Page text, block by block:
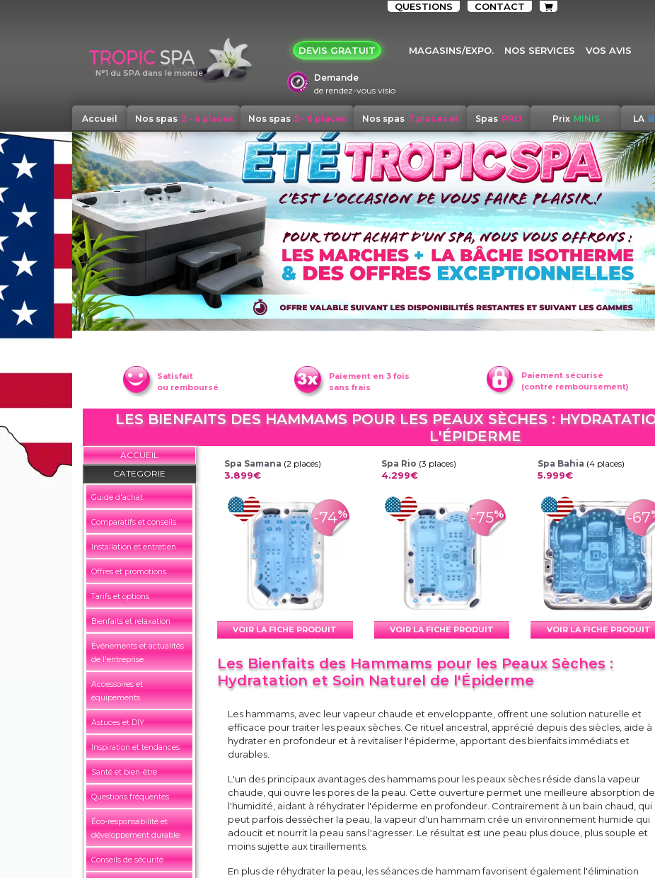
QUESTIONS CONTACT
N°1 du SPA dans le monde
DEVIS GRATUIT MAGASINS/EXPO. NOS SERVICES VOS AVIS
Demande
de rendez-vous visio
Accueil Nos spas 2 - 4 places Nos spas 5 - 6 places Nos spas 7 places et
+
Spas PRO Prix MINIS LA
Satisfait
ou remboursé
Paiement en 3 fois
sans frais
Paiement sécurisé
(contre remboursement)
LES BIENFAITS DES HAMMAMS POUR LES PEAUX SÈCHES :
L'ÉPIDERME
ACCUEIL
CATEGORIE
Guide d'achat
Comparatifs et conseils
Installation et entretien
Offres et promotions
Tarifs et options
Bienfaits et relaxation
Événements et actualités
de l'entreprise
Accessoires et
équipements
Astuces et DIY
Inspiration et tendances
Santé et bien-être
Questions fréquentes
Éco-responsabilité et
développement durable
Conseils de sécurité
Spa Samana (2 places)
3.899€
-74%
VOIR LA FICHE PRODUIT
Spa Rio (3 places)
4.299€
-75%
VOIR LA FICHE PRODUIT
Spa Bahia (4 places)
5.999€
-67
VOIR LA FICHE PRODUIT
Les Bienfaits des Hammams pour les Peaux Sèches :
Hydratation et Soin Naturel de l'Épiderme
Les hammams, avec leur vapeur chaude et enveloppante, offrent une solution naturelle et
efficace pour traiter les peaux sèches. Ce rituel ancestral, apprécié depuis des siècles, aide à
hydrater en profondeur et à revitaliser l'épiderme, apportant des bienfaits immédiats et
durables.
L'un des principaux avantages des hammams pour les peaux sèches réside dans la vapeur
chaude, qui ouvre les pores de la peau. Cette ouverture permet une meilleure absorption de
l'humidité, aidant à réhydrater l'épiderme en profondeur. Contrairement à un bain chaud, qui
peut parfois dessécher la peau, la vapeur d'un hammam crée un environnement humide qui
adoucit et nourrit la peau sans l'agresser. Le résultat est une peau plus douce, plus souple et
moins sujette aux tiraillements.
En plus de réhydrater la peau, les séances de hammam favorisent également l'élimination